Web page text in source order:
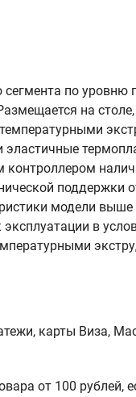
сегмента по
на
поддержки
модели
в
карты Виза,
от 100 рублей,